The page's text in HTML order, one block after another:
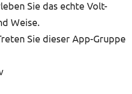
Sie das echte Volt-
Weise.
Sie dieser App-Gruppe